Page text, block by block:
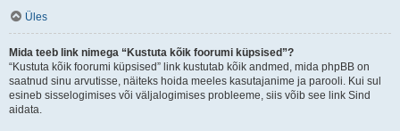
Üles
Mida teeb link nimega “Kustuta kõik foorumi küpsised”?
“Kustuta kõik foorumi küpsised” link kustutab kõik andmed, mida phpBB on
saatnud sinu arvutisse, näiteks hoida meeles kasutajanime ja parooli. Kui sul
esineb sisselogimises või väljalogimises probleeme, siis võib see link Sind
aidata.